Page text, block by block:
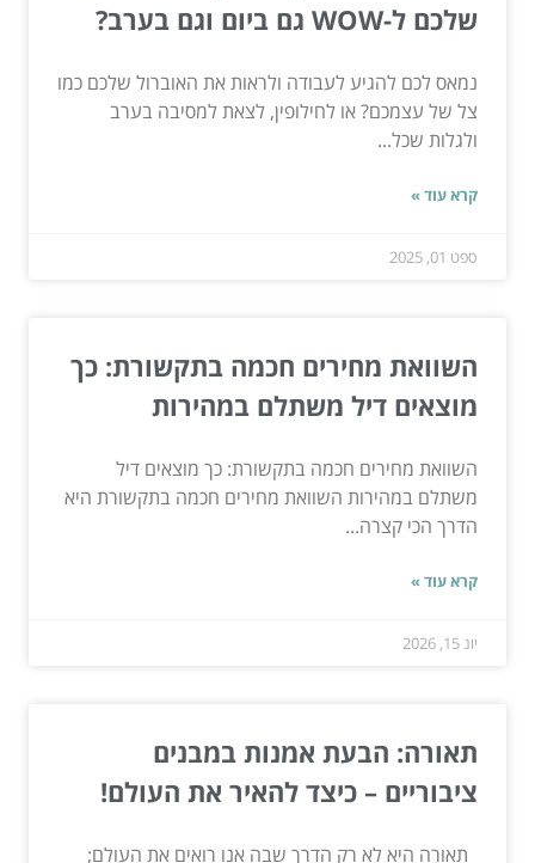
שלכם ל-WOW גם ביום וגם בערב?
נמאס לכם להגיע לעבודה ולראות את האוברול שלכם כמו
צל של עצמכם? או לחילופין, לצאת למסיבה בערב
ולגלות שכל...
קרא עוד »
ספט 01, 2025
השוואת מחירים חכמה בתקשורת: כך
מוצאים דיל משתלם במהירות
השוואת מחירים חכמה בתקשורת: כך מוצאים דיל
משתלם במהירות השוואת מחירים חכמה בתקשורת היא
הדרך הכי קצרה...
קרא עוד »
יונ 15, 2026
תאורה: הבעת אמנות במבנים
ציבוריים – כיצד להאיר את העולם!
תאורה היא לא רק הדרך שבה אנו רואים את העולם;